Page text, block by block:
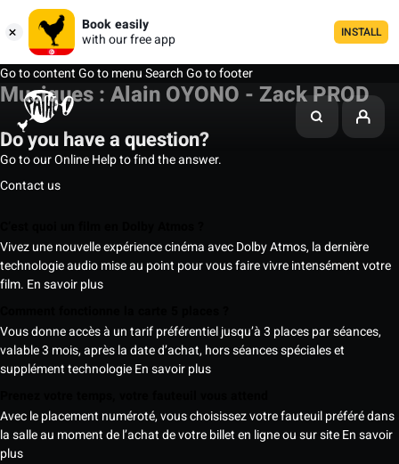
Book easily
with our free app
INSTALL
Go to contentGo to menuSearchGo to footer
Musiques : Alain OYONO - Zack PROD
Do you have a question?
Go to our Online Help to find the answer.
Contact us
Vivez une nouvelle expérience cinéma avec Dolby Atmos, la dernière
technologie audio mise au point pour vous faire vivre intensément votre
film. En savoir plus
Vous donne accès à un tarif préférentiel jusqu’à 3 places par séances,
valable 3 mois, après la date d’achat, hors séances spéciales et
supplément technologieEn savoir plus
Avec le placement numéroté, vous choisissez votre fauteuil préféré dans
la salle au moment de l’achat de votre billet en ligne ou sur siteEn savoir
plus